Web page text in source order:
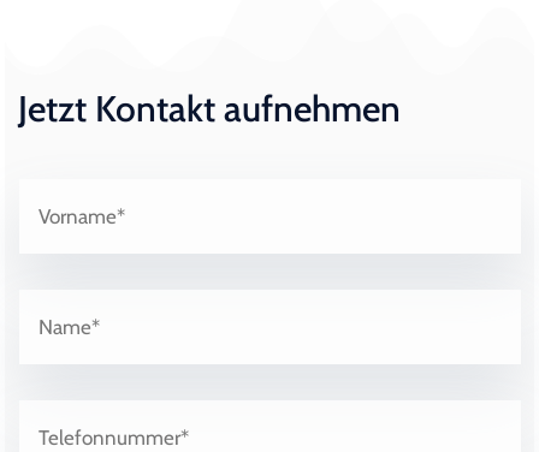
Jetzt Kontakt aufnehmen